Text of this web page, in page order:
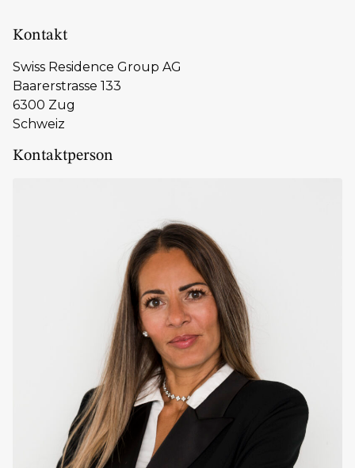
Kontakt
Swiss Residence Group AG
Baarerstrasse 133
6300 Zug
Schweiz
Kontaktperson